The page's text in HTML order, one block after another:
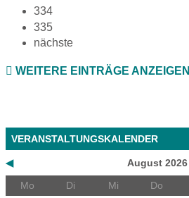
334
335
nächste
WEITERE EINTRÄGE ANZEIGEN
VERANSTALTUNGSKALENDER
◀
August 2026
Mo
Di Mi Do